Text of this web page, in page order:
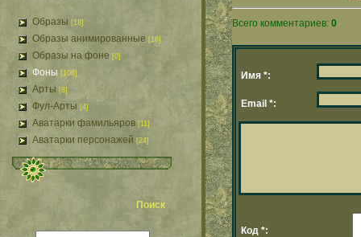
Образы [18]
Образы анимированные [16]
Образы на фоне [0]
Фоны [106]
Арты [8]
Фул-Арты [4]
Аватарки фамильяров [11]
Аватарки персонажей [24]
Поиск
Всего комментариев: 0
Имя *:
Email *:
Код *: